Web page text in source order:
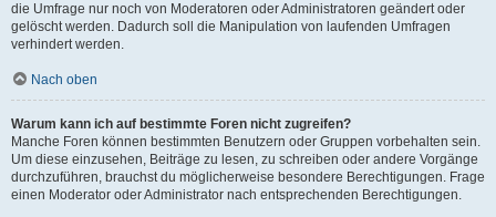
die Umfrage nur noch von Moderatoren oder Administratoren geändert oder
gelöscht werden. Dadurch soll die Manipulation von laufenden Umfragen
verhindert werden.
Nach oben
Warum kann ich auf bestimmte Foren nicht zugreifen?
Manche Foren können bestimmten Benutzern oder Gruppen vorbehalten sein.
Um diese einzusehen, Beiträge zu lesen, zu schreiben oder andere Vorgänge
durchzuführen, brauchst du möglicherweise besondere Berechtigungen. Frage
einen Moderator oder Administrator nach entsprechenden Berechtigungen.